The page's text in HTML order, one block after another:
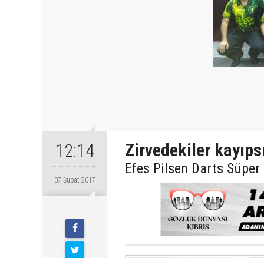
12:14
07 Şubat 2017
Zirvedekiler
Efes Pilsen Darts